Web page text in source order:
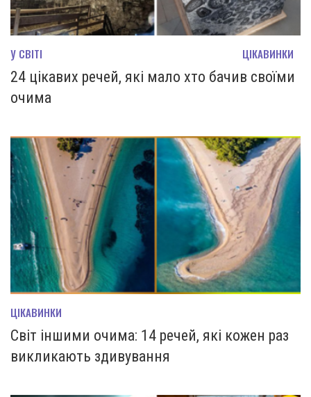
У СВІТІ ЦІКАВИНКИ
24 цікавих речей, які мало хто бачив своїми
очима
ЦІКАВИНКИ
Світ іншими очима: 14 речей, які кожен раз
викликають здивування